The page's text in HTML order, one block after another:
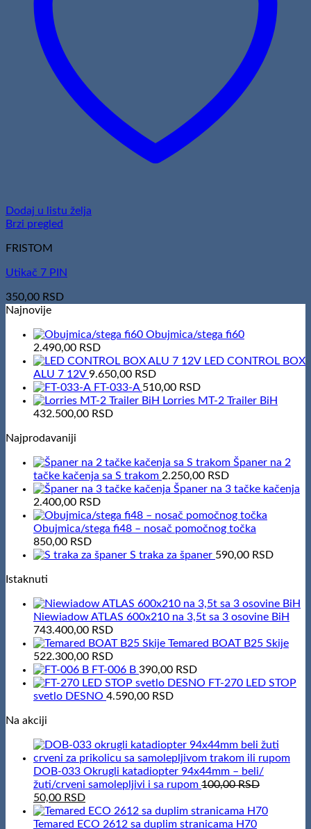
Dodaj u listu želja
Brzi pregled
FRISTOM
Utikač 7 PIN
350,00 RSD
Najnovije
Obujmica/stega fi60
2.490,00 RSD
LED CONTROL BOX
ALU 7 12V 9.650,00 RSD
FT-033-A 510,00 RSD
Lorries MT-2 Trailer BiH
432.500,00 RSD
Najprodavaniji
Španer na 2
tačke kačenja sa S trakom 2.250,00 RSD
Španer na 3 tačke kačenja
2.400,00 RSD
Obujmica/stega fi48 – nosač pomočnog točka
850,00 RSD
S traka za španer 590,00 RSD
Istaknuti
Niewiadow ATLAS 600x210 na 3,5t sa 3 osovine BiH
743.400,00 RSD
Temared BOAT B25 Skije
522.300,00 RSD
FT-006 B 390,00 RSD
FT-270 LED STOP
svetlo DESNO 4.590,00 RSD
Na akciji
DOB-033 Okrugli katadiopter 94x44mm – beli/
žuti/crveni samolepljivi i sa rupom 100,00RSD
Original
price
was:
50,00 RSDCurrent
price
is:
Temared ECO 2612 sa duplim stranicama H70